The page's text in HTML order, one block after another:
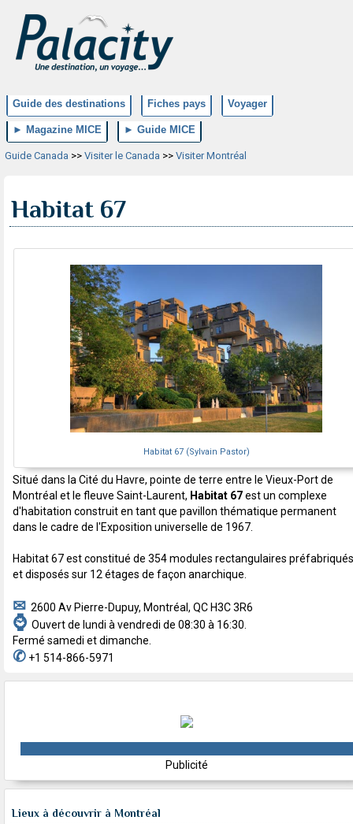
Guide des destinations Fiches pays Voyager
► Magazine MICE ► Guide MICE
Guide Canada >> Visiter le Canada >> Visiter Montréal
Habitat 67
Habitat 67 (Sylvain Pastor)
Situé dans la Cité du Havre, pointe de terre entre le Vieux-Port de
Montréal et le fleuve Saint-Laurent, Habitat 67est un complexe
d'habitation construit en tant que pavillon thématique permanent
dans le cadre de l'Exposition universelle de 1967.
Habitat 67 est constitué de 354 modules rectangulaires préfabriqués
et disposés sur 12 étages de façon anarchique.
✉ 2600 Av Pierre-Dupuy, Montréal, QC H3C 3R6
⌚ Ouvert de lundi à vendredi de 08:30 à 16:30.
Fermé samedi et dimanche.
✆ +1 514-866-5971
Publicité
Lieux à découvrir à Montréal